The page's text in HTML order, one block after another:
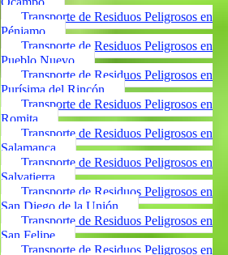
Transporte de Residuos Peligrosos en
Pénjamo
Transporte de Residuos Peligrosos en
Pueblo Nuevo
Transporte de Residuos Peligrosos en
Purísima del Rincón
Transporte de Residuos Peligrosos en
Romita
Transporte de Residuos Peligrosos en
Salamanca
Transporte de Residuos Peligrosos en
Salvatierra
Transporte de Residuos Peligrosos en
San Diego de la Unión
Transporte de Residuos Peligrosos en
San Felipe
Transporte de Residuos Peligrosos en